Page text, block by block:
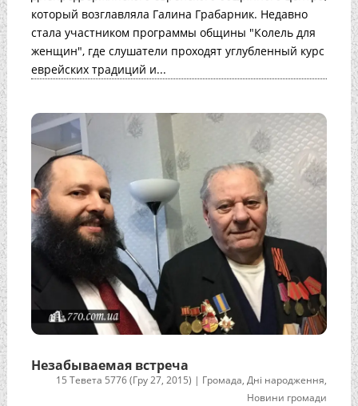
который возглавляла Галина Грабарник. Недавно
стала участником программы общины "Колель для
женщин", где слушатели проходят углубленный курс
еврейских традиций и...
Незабываемая встреча
15 Тевета 5776 (Гру 27, 2015) | Громада,Дні народження,
Новини громади